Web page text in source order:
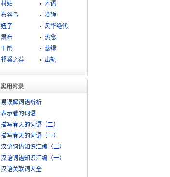
村姑
才语
布谷鸟
投弹
妞子
风华绝代
肃布
热念
干鹊
葱绿
祁奚之荐
出轨
实用附录
易误解词语辨析
表示看的词语
描写春天的词语（二）
描写春天的词语（一）
汉语词语知识汇编（二）
汉语词语知识汇编（一）
汉语关联词大全